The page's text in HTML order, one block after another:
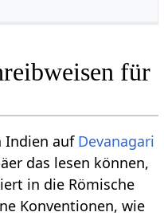
für
Indien auf Devanagari
das lesen können,
in die Römische
Konventionen, wie